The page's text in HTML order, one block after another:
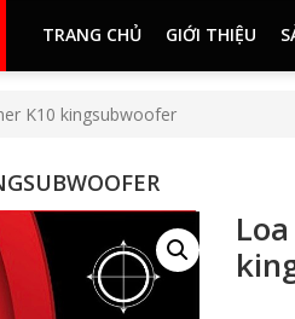
TRANG CHỦ GIỚI THIỆU
K10 kingsubwoofer